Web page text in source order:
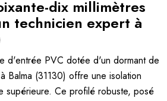
dix millimètres
technicien expert à
d'entrée PVC dotée d'un dormant de
Balma (31130) offre une isolation
supérieure. Ce profilé robuste, posé